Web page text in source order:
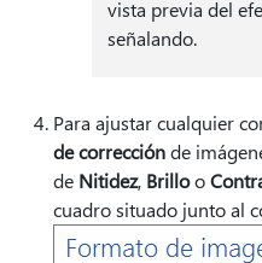
vista previa del
señalando.
Para ajustar cualquier
de correcciónde
de Nitidez, Brilloo
cuadro situado junto al